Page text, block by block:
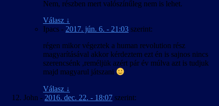
Nem, részben mert valószínűleg nem is lehet.
Válasz ↓
Ipacs - 2017. jún. 6. - 21:03 szerint:
régen mikor végeztek a human revolution rész
magyarításával akkor kérdeztem ezt én is sajnos nincs
szerencsénk ,reméljük azért pár év múlva azt is tudjuk
majd magyarul játszani
Válasz ↓
John - 2016. dec. 22. - 18:07 szerint: